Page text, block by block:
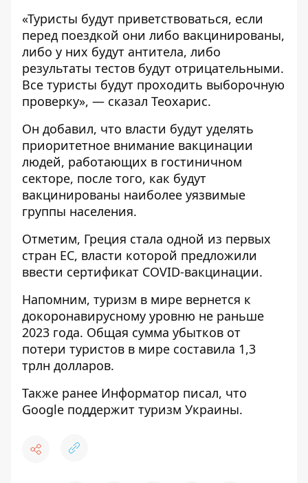
«Туристы будут приветствоваться, если
перед поездкой они либо вакцинированы,
либо у них будут антитела, либо
результаты тестов будут отрицательными.
Все туристы будут проходить выборочную
проверку», — сказал Теохарис.
Он добавил, что власти будут уделять
приоритетное внимание вакцинации
людей, работающих в гостиничном
секторе, после того, как будут
вакцинированы наиболее уязвимые
группы населения.
Отметим, Греция стала одной из первых
стран ЕС, власти которой предложили
ввести сертификат COVID-вакцинации.
Напомним, туризм в мире вернется к
докоронавирусному уровню не раньше
2023 года. Общая сумма убытков от
потери туристов в мире составила 1,3
трлн долларов.
Также ранее Информатор писал, что
Google поддержит туризм Украины.